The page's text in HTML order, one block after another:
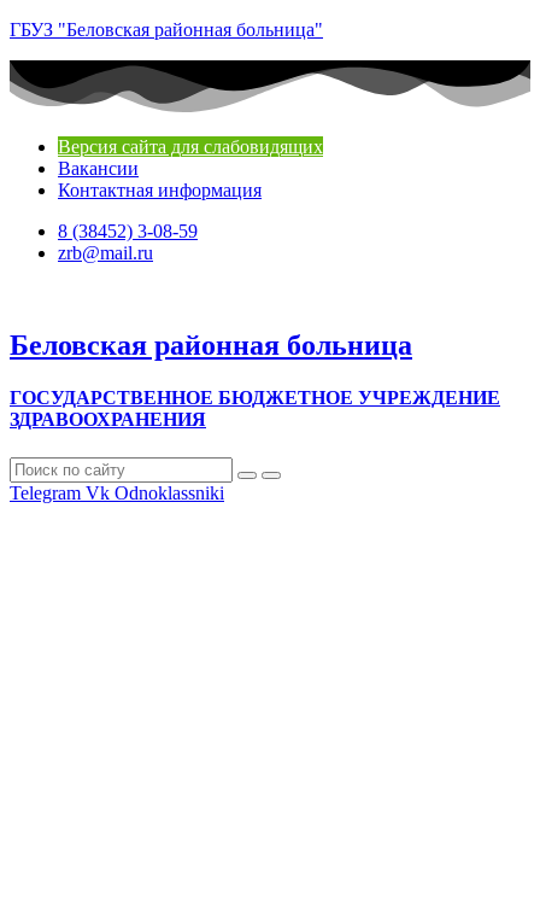
ГБУЗ "Беловская районная больница"
Версия сайта для слабовидящих
Вакансии
Контактная информация
8 (38452) 3-08-59
zrb@mail.ru
Беловская районная больница
ГОСУДАРСТВЕННОЕ БЮДЖЕТНОЕ УЧРЕЖДЕНИЕ
ЗДРАВООХРАНЕНИЯ
Telegram Vk Odnoklassniki